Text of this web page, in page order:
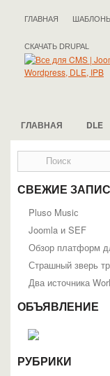
ГЛАВНАЯ ШАБЛОНЫ
СКАЧАТЬ DRUPAL
ГЛАВНАЯ DLE
СВЕЖИЕ
Pluso Musiс
Joomla и SEF
Обзор платформ
Страшный зверь
Два источника
ОБЪЯВЛЕНИЕ
РУБРИКИ